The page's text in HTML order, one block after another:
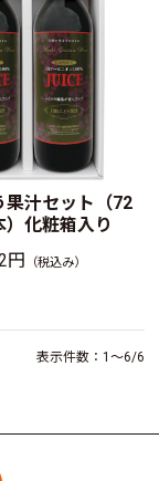
果汁セット（72
）化粧箱入り
円 （税込み）
表示件数：1～6/6